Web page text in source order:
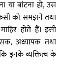
या बांटना हो, उस
को समझने तथा
होते हैं। इसी
अध्यापक तथा
इनके व्यक्तित्व के